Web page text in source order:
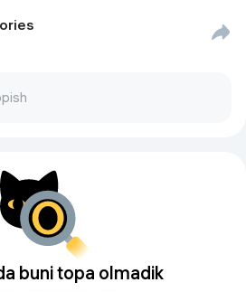
buni topa olmadik